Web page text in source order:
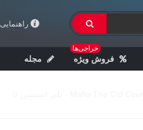
راهنمایی
فروش ویژه
حراجی‌ها
مجله